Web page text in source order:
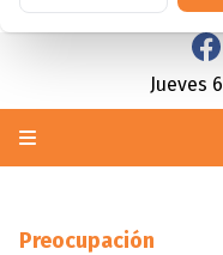
Jueves 6
Preocupación